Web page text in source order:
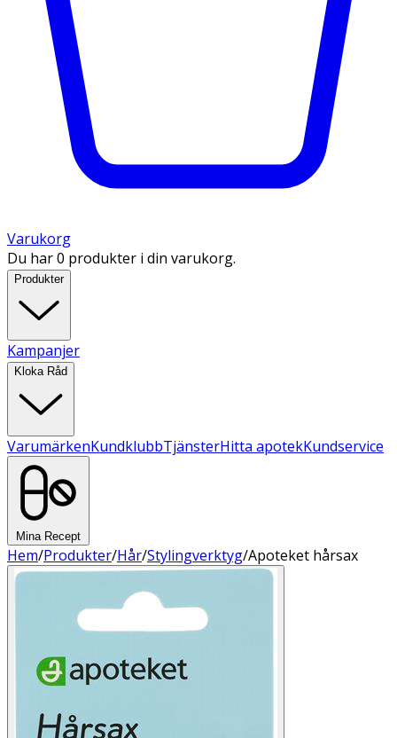
Varukorg
Du har 0 produkter i din varukorg.
Produkter
Kampanjer
Kloka Råd
VarumärkenKundklubbTjänsterHitta apotekKundservice
Mina Recept
Hem/Produkter/Hår/Stylingverktyg/Apoteket hårsax